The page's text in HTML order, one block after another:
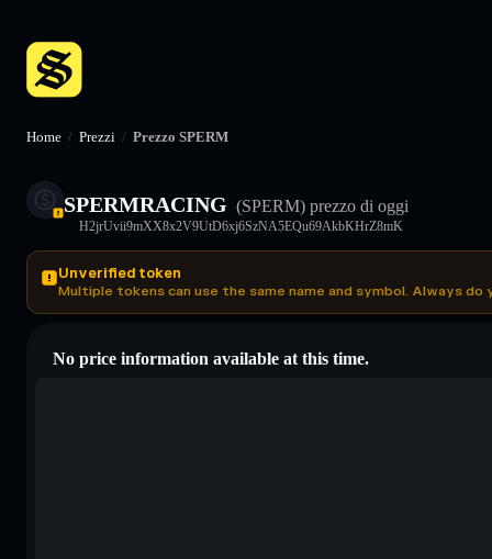
Home / Prezzi / Prezzo SPERM
SPERMRACING (SPERM) prezzo di oggi
H2jrUvii9mXX8x2V9UtD6xj6SzNA5EQu69AkbKHrZ8mK
Unverified token
Multiple tokens can use the same name and symbol. Always
No price information available at this time.